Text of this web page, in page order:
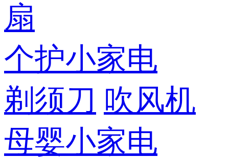
扇
个护小家电
剃须刀 吹风机
母婴小家电